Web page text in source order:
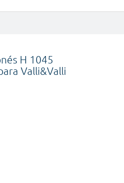
H 1045
Valli&Valli